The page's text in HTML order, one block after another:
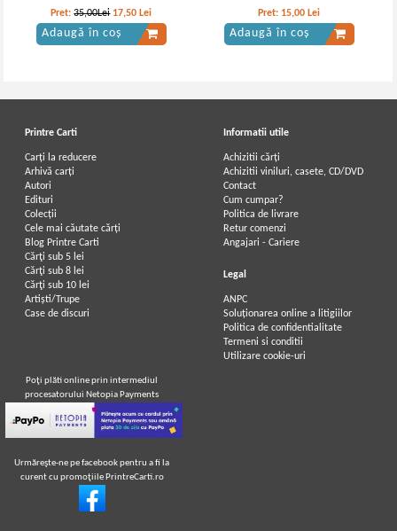
Pret:35,00Lei 17,50 Lei
Adaugă în coș
Pret: 15,00 Lei
Adaugă în coș
Printre Carti
Carți la reducere
Arhivă carți
Autori
Edituri
Colecții
Cele mai căutate cărți
Blog Printre Carti
Cărţi sub 5 lei
Cărţi sub 8 lei
Cărţi sub 10 lei
Artiști/Trupe
Case de discuri
Informatii utile
Achizitii cărți
Achizitii viniluri, casete, CD/DVD
Contact
Cum cumpar?
Politica de livrare
Retur comenzi
Angajari - Cariere
Legal
ANPC
Soluționarea online a litigiilor
Politica de confidentialitate
Termeni si conditii
Utilizare cookie-uri
Poţi plăti online prin intermediul
procesatorului Netopia Payments
Urmăreşte-ne pe facebook pentru a fi la
curent cu promoţiile PrintreCarti.ro